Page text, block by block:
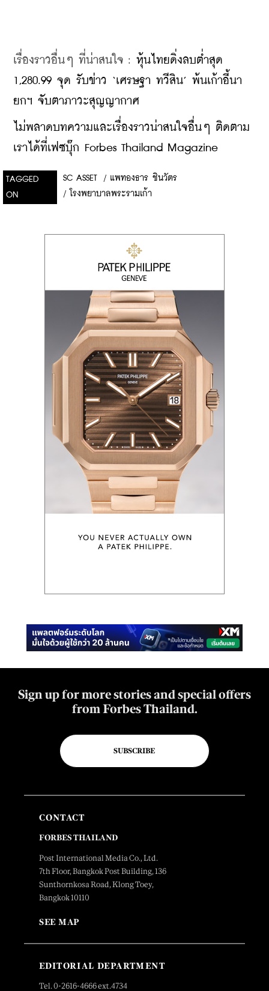
เรื่องราวอื่นๆ ที่น่าสนใจ : หุ้นไทยดิ่งลบต่ำสุด
1,280.99 จุด รับข่าว ‘เศรษฐา ทวีสิน’ พ้นเก้าอี้นา
ยกฯ จับตาภาวะสุญญากาศ
ไม่พลาดบทความและเรื่องราวน่าสนใจอื่นๆ ติดตาม
เราได้ที่เฟซบุ๊ก Forbes Thailand Magazine
TAGGED
ON
SC ASSET / แพทองธาร ชินวัตร
/ โรงพยาบาลพระรามเก้า
Sign up for more stories and special offers
from Forbes Thailand.
SUBSCRIBE
CONTACT
FORBES THAILAND
Post International Media Co., Ltd.
7th Floor, Bangkok Post Building, 136
Sunthornkosa Road, Klong Toey,
Bangkok 10110
SEE MAP
EDITORIAL DEPARTMENT
Tel. 0-2616-4666 ext.4734